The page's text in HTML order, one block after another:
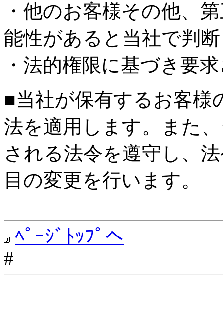
・他のお客様その他、
能性があると当社で判
・法的権限に基づき要
■当社が保有するお客様
法を適用します。また
される法令を遵守し、
目の変更を行います。
ﾍﾟｰｼﾞﾄｯﾌﾟへ
#